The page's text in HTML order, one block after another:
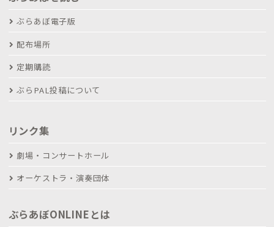
ぶらあぼ電子版
配布場所
定期購読
ぶらPAL投稿について
リンク集
劇場・コンサートホール
オーケストラ・演奏団体
ぶらあぼONLINEとは